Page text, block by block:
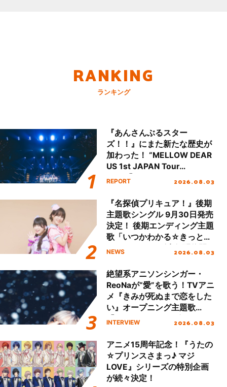
RANKING
ランキング
『あんさんぶるスター
ズ！！』にまた新たな歴史が
加わった！ “MELLOW DEAR
US 1st JAPAN Tour
Final「NICE to meet YOU
ート!!
REPORT 2026.08.03
『名探偵プリキュア！』後期
主題歌シングル 9月30日発売
決定！ 後期エンディング主題
歌「いつかわかる☆きっとあ
える」TVサイズ先行配信開
NEWS 2026.08.03
絶望系アニソンシンガー・
ReoNaが“愛”を歌う！TVアニ
メ『きみが死ぬまで恋をした
い』オープニング主題歌
「Amore」インタビュー
INTERVIEW 2026.08.03
アニメ15周年記念！『うたの
☆プリンスさまっ♪ マジ
LOVE』シリーズの特別企画
が続々決定！